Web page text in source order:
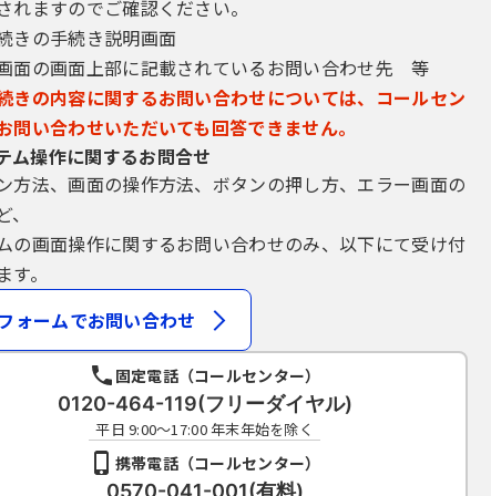
請の処理状況の確認を行うものとし、確認した結果、公文書の取
必要なすべての機器、ソフトウェア（県内自治体または協議会が提
必要な手続きは利用者が自己の責任と費用で行うものとします。
し、必要に応じて利用者情報を協議会に届け出るものとします。
用者ＩＤを付与するものとします。
った場合は、速やかに協議会に変更の届出を行うものとします。
うとするときは、協議会に届出を行うものとします。
は協議会からの通知等は、利用者情報として届出のあった住所また
り通知することができない場合は、当該電子申請及び利用者ＩＤ並
登録したパスワードについて自己の責任において厳重に管理し、第
ードの紛失、盗難及び不正利用等が判明した場合は、速やかに協議
利用者情報及び利用者ＩＤ、パスワード等は全て抹消されます。
行う場合、電子的な署名を必要とするものがあります。署名が必要
れますのでご確認ください。
きの手続き説明画面
面の画面上部に記載されているお問い合わせ先 等
きの内容に関するお問い合わせについては、コールセン
問い合わせいただいても回答できません。
ム操作に関するお問合せ
方法、画面の操作方法、ボタンの押し方、エラー画面の
の画面操作に関するお問い合わせのみ、以下にて受け付
す。
フォームでお問い合わせ
固定電話（コールセンター）
0120-464-119(フリーダイヤル)
平日 9:00～17:00 年末年始を除く
携帯電話（コールセンター）